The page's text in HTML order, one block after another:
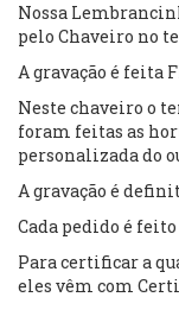
Nossa
pelo Chaveiro no
A gravação é feita
Neste chaveiro o
foram feitas as
personalizada do
A gravação é
Cada pedido é
Para certificar a
eles vêm com